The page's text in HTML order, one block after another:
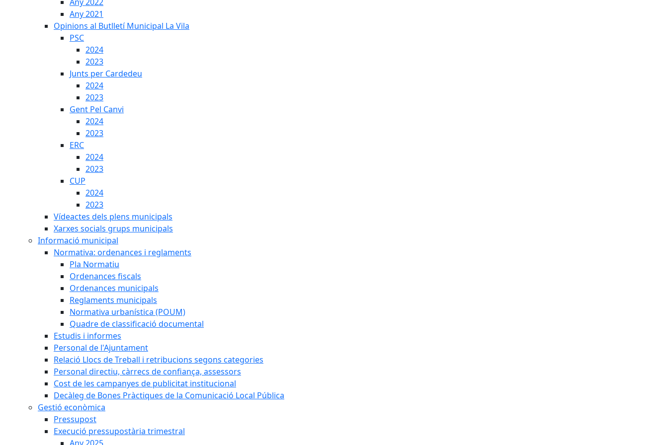
Any 2021
Opinions al Butlletí Municipal La Vila
PSC
2024
2023
Junts per Cardedeu
2024
2023
Gent Pel Canvi
2024
2023
ERC
2024
2023
CUP
2024
2023
Vídeactes dels plens municipals
Xarxes socials grups municipals
Informació municipal
Normativa: ordenances i reglaments
Pla Normatiu
Ordenances fiscals
Ordenances municipals
Reglaments municipals
Normativa urbanística (POUM)
Quadre de classificació documental
Estudis i informes
Personal de l'Ajuntament
Relació Llocs de Treball i retribucions segons categories
Personal directiu, càrrecs de confiança, assessors
Cost de les campanyes de publicitat institucional
Decàleg de Bones Pràctiques de la Comunicació Local Pública
Gestió econòmica
Pressupost
Execució pressupostària trimestral